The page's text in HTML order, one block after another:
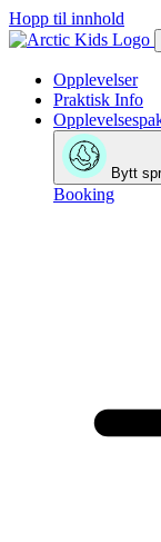
Hopp til innhold
Opplevelser
Praktisk Info
Bytt
Booking